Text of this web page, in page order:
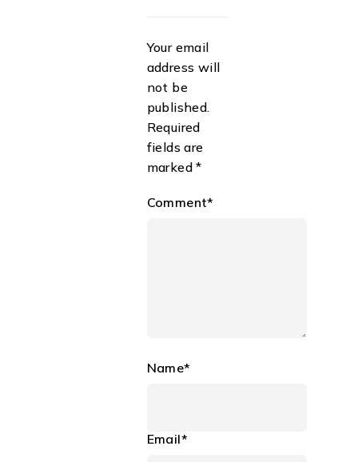
Your email
address will
not be
published.
Required
fields are
marked *
Comment*
Name*
Email*